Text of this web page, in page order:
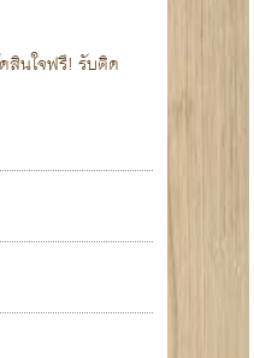
สินใจฟรี! รับติด